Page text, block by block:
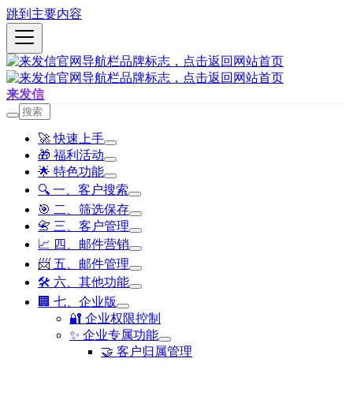
跳到主要内容
来发信
🚀 快速上手
🎁 福利活动
🌟 特色功能
🔍 一、客户搜索
🎯 二、筛选保存
📇 三、客户管理
📈 四、邮件营销
📨 五、邮件管理
🛠️ 六、其他功能
🏢 七、企业版
🔐 企业权限控制
✨ 企业专属功能
🤝 客户归属管理